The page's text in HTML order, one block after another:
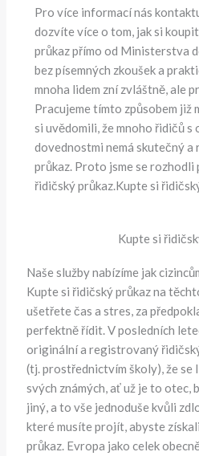
Pro více informací nás
dozvíte více o tom, jak si
průkaz přímo od Ministerstva
bez písemných zkoušek a
mnoha lidem zní zvláštně, ale
Pracujeme tímto způsobem již
si uvědomili, že mnoho řidičů s
dovednostmi nemá skutečný
průkaz. Proto jsme se rozhodli
řidičský průkaz.Kupte si
Kupte si
Naše služby nabízíme jak
Kupte si řidičský průkaz na
ušetřete čas a stres, za
perfektně řídit. V posledních
originální a registrovaný
(tj. prostřednictvím školy), že se
svých známých, ať už je to otec,
jiný, a to vše jednoduše kvůli
které musíte projít, abyste
průkaz. Evropa jako celek